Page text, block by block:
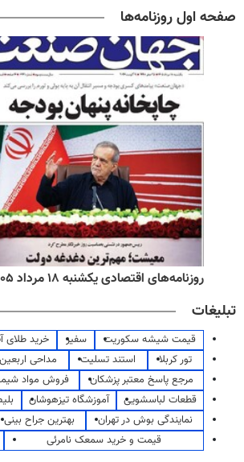
صفحه اول روزنامه‌ها
روزنامه‌های اقتصادی یکشنبه ۱۸ مرداد ۱۴۰۵
تبلیغات
قیمت شیشه سکوریت سفیر خرید
تور کربلا
استند تسلیت مداحی
مرجع پاسخ معتبر پزشکان
فروش مواد
قطعات لباسشویی
آموزشگاه تیزهوشان
نمایندگی بوش در تهران
بهترین جراح بینی
قیمت و خرید سمعک نامرئی